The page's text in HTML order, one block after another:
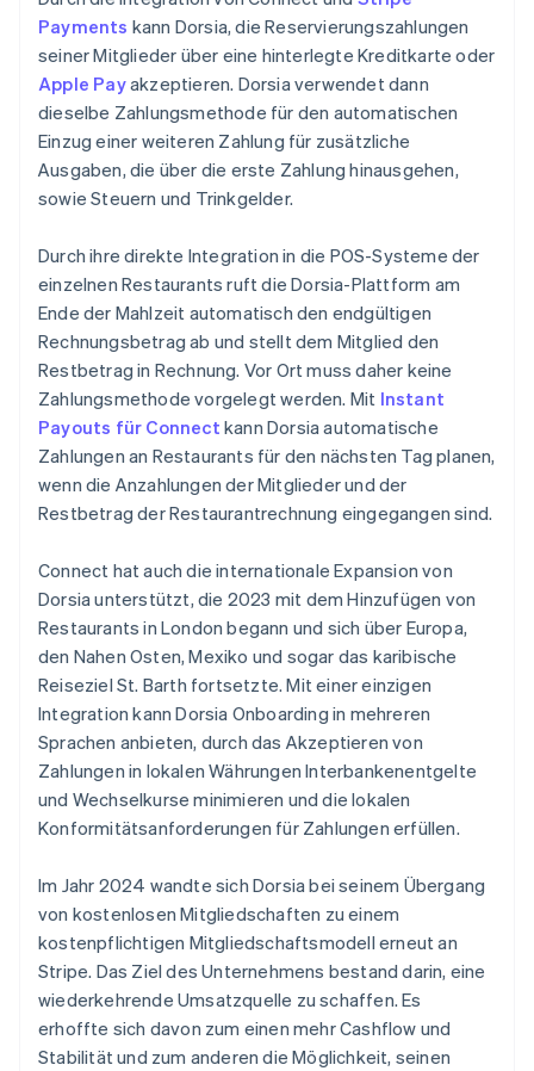
Payments kann Dorsia, die Reservierungszahlungen
seiner Mitglieder über eine hinterlegte Kreditkarte oder
Apple Payakzeptieren. Dorsia verwendet dann
dieselbe Zahlungsmethode für den automatischen
Einzug einer weiteren Zahlung für zusätzliche
Ausgaben, die über die erste Zahlung hinausgehen,
sowie Steuern und Trinkgelder.
Durch ihre direkte Integration in die POS-Systeme der
einzelnen Restaurants ruft die Dorsia-Plattform am
Ende der Mahlzeit automatisch den endgültigen
Rechnungsbetrag ab und stellt dem Mitglied den
Restbetrag in Rechnung. Vor Ort muss daher keine
Zahlungsmethode vorgelegt werden. Mit Instant
Payouts für Connect kann Dorsia automatische
Zahlungen an Restaurants für den nächsten Tag planen,
wenn die Anzahlungen der Mitglieder und der
Restbetrag der Restaurantrechnung eingegangen sind.
Connect hat auch die internationale Expansion von
Dorsia unterstützt, die 2023 mit dem Hinzufügen von
Restaurants in London begann und sich über Europa,
den Nahen Osten, Mexiko und sogar das karibische
Reiseziel St. Barth fortsetzte. Mit einer einzigen
Integration kann Dorsia Onboarding in mehreren
Sprachen anbieten, durch das Akzeptieren von
Zahlungen in lokalen Währungen Interbankenentgelte
und Wechselkurse minimieren und die lokalen
Konformitätsanforderungen für Zahlungen erfüllen.
Im Jahr 2024 wandte sich Dorsia bei seinem Übergang
von kostenlosen Mitgliedschaften zu einem
kostenpflichtigen Mitgliedschaftsmodell erneut an
Stripe. Das Ziel des Unternehmens bestand darin, eine
wiederkehrende Umsatzquelle zu schaffen. Es
erhoffte sich davon zum einen mehr Cashflow und
Stabilität und zum anderen die Möglichkeit, seinen